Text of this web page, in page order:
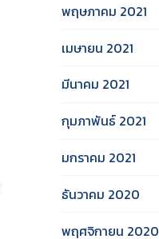
พฤษภาคม 2021
เมษายน 2021
มีนาคม 2021
กุมภาพันธ์ 2021
มกราคม 2021
ธันวาคม 2020
พฤศจิกายน 2020